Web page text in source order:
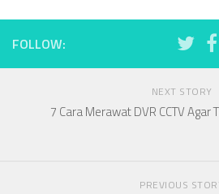
FOLLOW:
NEXT STORY
7 Cara Merawat DVR CCTV Agar
PREVIOUS